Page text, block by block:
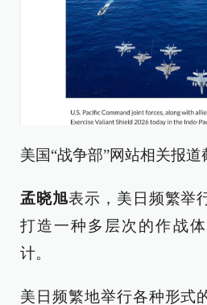
美国“战争部”网站相关报道
孟晓旭表示，美日频繁举
打造一种多层次的作战
计。
美日频繁地举行各种形式